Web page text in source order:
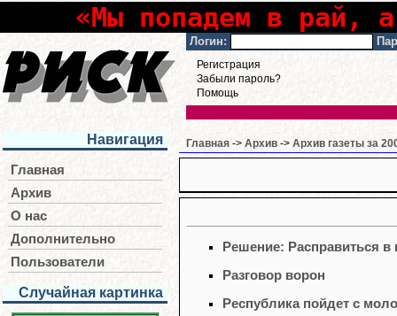
«Мы попадем в рай,
Логин:
Регистрация
Забыли пароль?
Помощь
Навигация
Главная
Архив
О нас
Дополнительно
Пользователи
Случайная картинка
Главная -> Архив -> Архив газеты за
Решение: Расправиться в
Разговор ворон
Республика пойдет с